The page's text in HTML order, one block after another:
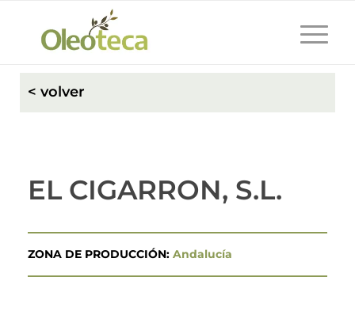
< volver
EL CIGARRON, S.L.
ZONA DE PRODUCCIÓN: Andalucía